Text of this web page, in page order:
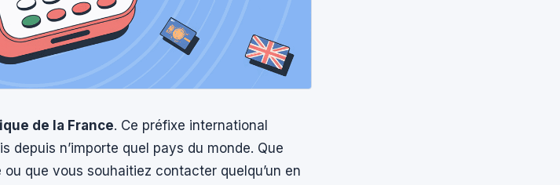
de la France. Ce préfixe international
depuis n’importe quel pays du monde. Que
que vous souhaitiez contacter quelqu’un en